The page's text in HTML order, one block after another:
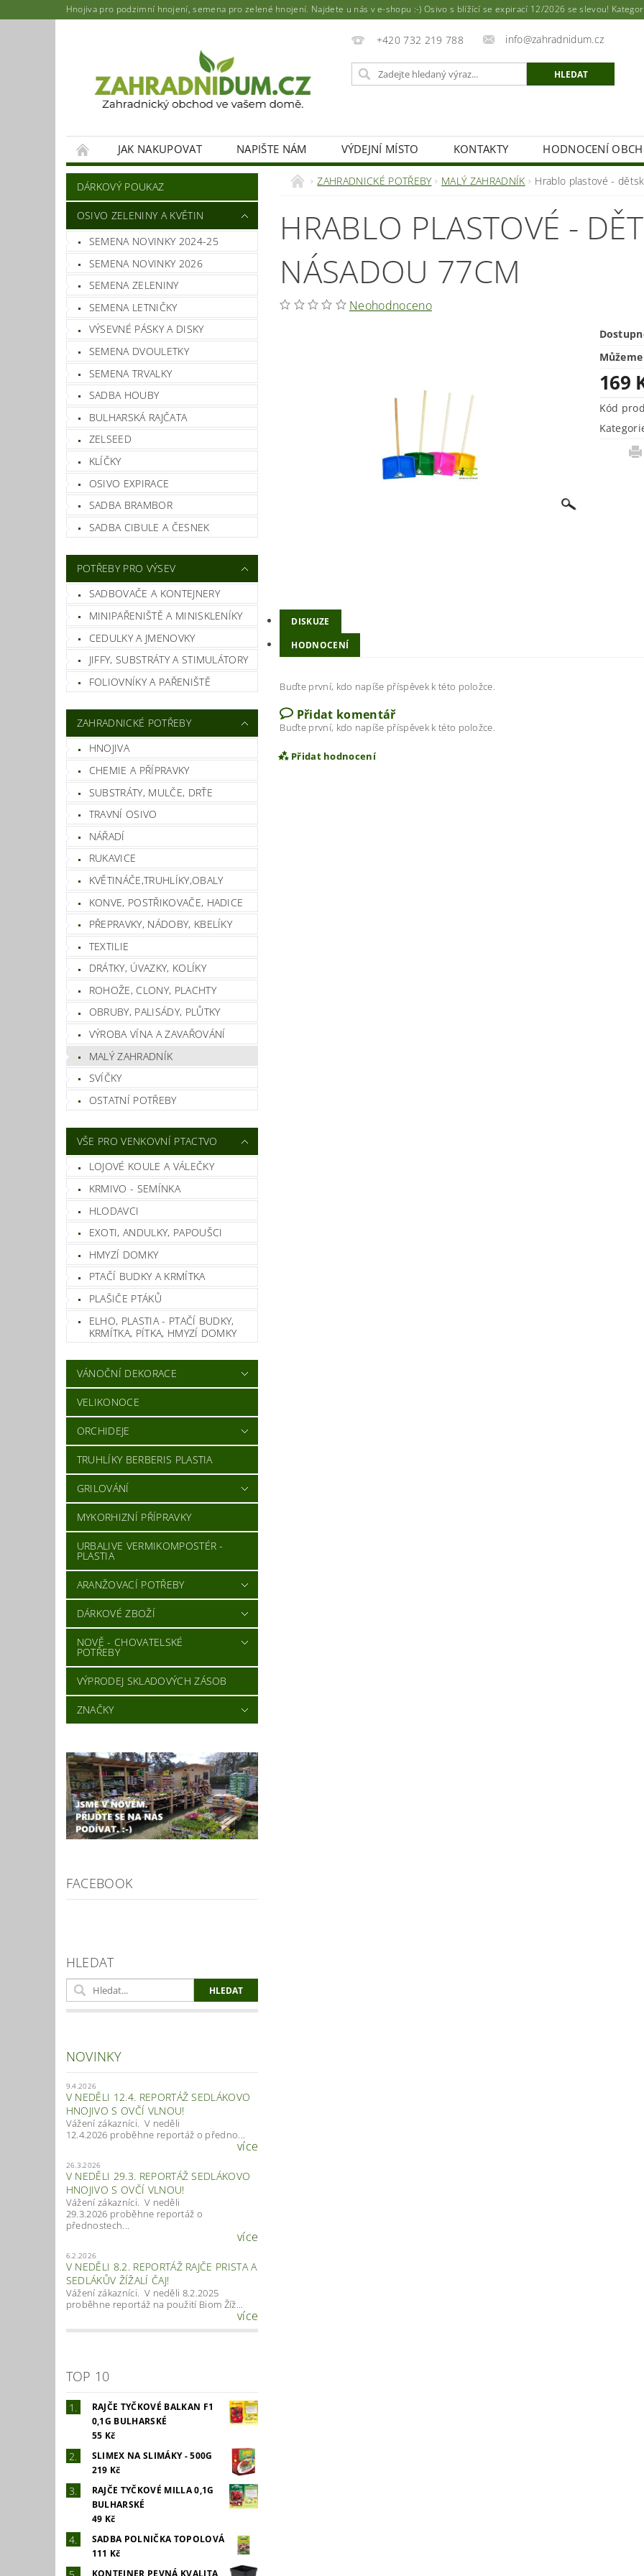
Hnojiva pro podzimní hnojení, semena pro zelené hnojení. Najdete u nás v e-shopu :-) Osivo s blížící se expirací 12/2026 se slevou! Kategorie
+420 732 219 788 info@zahradnidum.cz
JAK NAKUPOVAT NAPIŠTE NÁM VÝDEJNÍ MÍSTO KONTAKTY HODNOCENÍ
DÁRKOVÝ POUKAZ
OSIVO ZELENINY A KVĚTIN
SEMENA NOVINKY 2024-25
SEMENA NOVINKY 2026
SEMENA ZELENINY
SEMENA LETNIČKY
VÝSEVNÉ PÁSKY A DISKY
SEMENA DVOULETKY
SEMENA TRVALKY
SADBA HOUBY
BULHARSKÁ RAJČATA
ZELSEED
KLÍČKY
OSIVO EXPIRACE
SADBA BRAMBOR
SADBA CIBULE A ČESNEK
POTŘEBY PRO VÝSEV
SADBOVAČE A KONTEJNERY
MINIPAŘENIŠTĚ A MINISKLENÍKY
CEDULKY A JMENOVKY
JIFFY, SUBSTRÁTY A STIMULÁTORY
FOLIOVNÍKY A PAŘENIŠTĚ
ZAHRADNICKÉ POTŘEBY
HNOJIVA
CHEMIE A PŘÍPRAVKY
SUBSTRÁTY, MULČE, DRŤE
TRAVNÍ OSIVO
NÁŘADÍ
RUKAVICE
KVĚTINÁČE,TRUHLÍKY,OBALY
KONVE, POSTŘIKOVAČE, HADICE
PŘEPRAVKY, NÁDOBY, KBELÍKY
TEXTILIE
DRÁTKY, ÚVAZKY, KOLÍKY
ROHOŽE, CLONY, PLACHTY
OBRUBY, PALISÁDY, PLŮTKY
VÝROBA VÍNA A ZAVAŘOVÁNÍ
MALÝ ZAHRADNÍK
SVÍČKY
OSTATNÍ POTŘEBY
VŠE PRO VENKOVNÍ PTACTVO
LOJOVÉ KOULE A VÁLEČKY
KRMIVO - SEMÍNKA
HLODAVCI
EXOTI, ANDULKY, PAPOUŠCI
HMYZÍ DOMKY
PTAČÍ BUDKY A KRMÍTKA
PLAŠIČE PTÁKŮ
ELHO, PLASTIA - PTAČÍ BUDKY,
KRMÍTKA, PÍTKA, HMYZÍ DOMKY
VÁNOČNÍ DEKORACE
VELIKONOCE
ORCHIDEJE
TRUHLÍKY BERBERIS PLASTIA
GRILOVÁNÍ
MYKORHIZNÍ PŘÍPRAVKY
URBALIVE VERMIKOMPOSTÉR -
PLASTIA
ARANŽOVACÍ POTŘEBY
DÁRKOVÉ ZBOŽÍ
NOVĚ - CHOVATELSKÉ
POTŘEBY
VÝPRODEJ SKLADOVÝCH ZÁSOB
ZNAČKY
FACEBOOK
HLEDAT
NOVINKY
9.4.2026
V NEDĚLI 12.4. REPORTÁŽ SEDLÁKOVO
HNOJIVO S OVČÍ VLNOU!
Vážení zákazníci. V neděli
12.4.2026 proběhne reportáž o předno...
více
26.3.2026
V NEDĚLI 29.3. REPORTÁŽ SEDLÁKOVO
HNOJIVO S OVČÍ VLNOU!
Vážení zákazníci. V neděli
29.3.2026 proběhne reportáž o
přednostech...
více
6.2.2026
V NEDĚLI 8.2. REPORTÁŽ RAJČE PRISTA A
SEDLÁKŮV ŽÍŽALÍ ČAJ!
Vážení zákazníci. V neděli 8.2.2025
proběhne reportáž na použití Biom Žíž...
více
TOP 10
RAJČE TYČKOVÉ BALKAN F1
0,1G BULHARSKÉ
55 Kč
SLIMEX NA SLIMÁKY - 500G
219 Kč
RAJČE TYČKOVÉ MILLA 0,1G
BULHARSKÉ
49 Kč
SADBA POLNIČKA TOPOLOVÁ
111 Kč
KONTEJNER PEVNÁ KVALITA
ZAHRADNICKÉ POTŘEBY MALÝ ZAHRADNÍK Hrablo plastové -
HRABLO PLASTOVÉ -
NÁSADOU 77CM
Neohodnoceno
169
Kód
DISKUZE
HODNOCENÍ
Buďte první, kdo napíše příspěvek k této položce.
Přidat komentář
Buďte první, kdo napíše příspěvek k této položce.
Přidat hodnocení